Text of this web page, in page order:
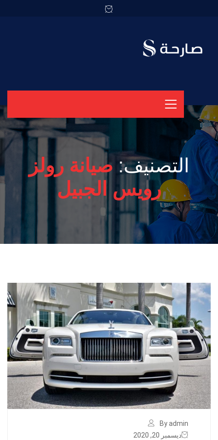
التصنيف: صيانة رولز
رويس الجبيل
By admin
ديسمبر 20, 2020